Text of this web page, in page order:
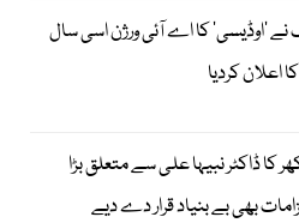
’اوڈیسی‘ کا اے آئی ورژن اسی سال
اعلان کردیا
کا ڈاکٹر نبیہا علی سے متعلق بڑا
بھی بے بنیاد قرار دے دیے